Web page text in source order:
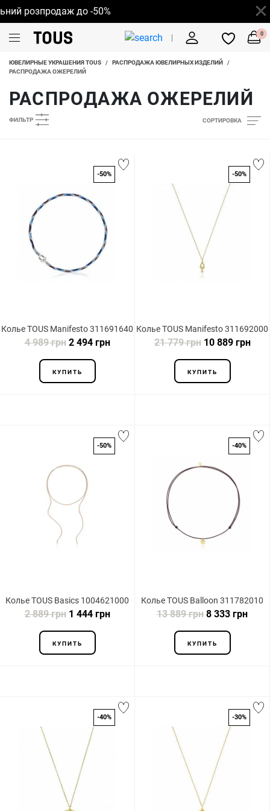
розпродаж до -50%
0
ЮВЕЛИРНЫЕ УКРАШЕНИЯ TOUS / РАСПРОДАЖА ЮВЕЛИРНЫХ ИЗДЕЛИЙ
/
РАСПРОДАЖА ОЖЕРЕЛИЙ
РАСПРОДАЖА ОЖЕРЕЛИЙ
СОРТИРОВКА
ФИЛЬТР
-50%
Колье TOUS Manifesto 311691640
4 989 грн2 494 грн
КУПИТЬ
-50%
Колье TOUS Manifesto 311692000
21 779 грн10 889 грн
КУПИТЬ
-50%
Колье TOUS Basics 1004621000
2 889 грн1 444 грн
КУПИТЬ
-40%
Колье TOUS Balloon 311782010
13 889 грн 8 333 грн
КУПИТЬ
-40% -30%